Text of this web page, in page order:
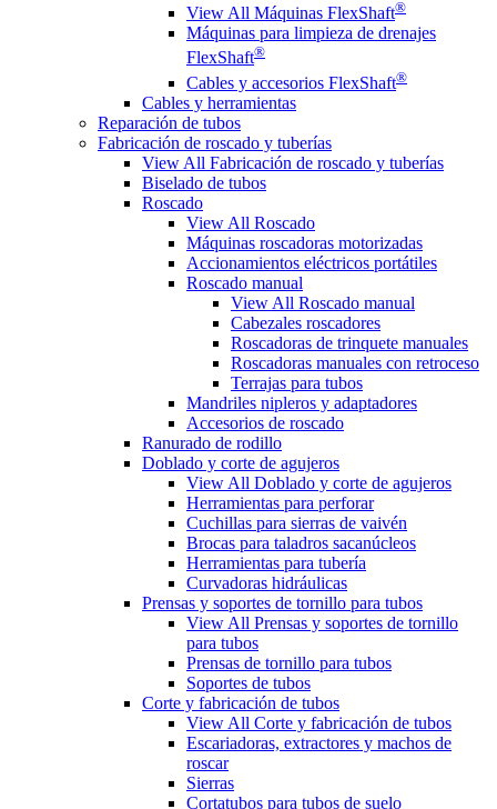
View All Máquinas FlexShaft®
Máquinas para limpieza de drenajes
FlexShaft®
Cables y accesorios FlexShaft®
Cables y herramientas
Reparación de tubos
Fabricación de roscado y tuberías
View All Fabricación de roscado y tuberías
Biselado de tubos
Roscado
View All Roscado
Máquinas roscadoras motorizadas
Accionamientos eléctricos portátiles
Roscado manual
View All Roscado manual
Cabezales roscadores
Roscadoras de trinquete manuales
Roscadoras manuales con retroceso
Terrajas para tubos
Mandriles nipleros y adaptadores
Accesorios de roscado
Ranurado de rodillo
Doblado y corte de agujeros
View All Doblado y corte de agujeros
Herramientas para perforar
Cuchillas para sierras de vaivén
Brocas para taladros sacanúcleos
Herramientas para tubería
Curvadoras hidráulicas
Prensas y soportes de tornillo para tubos
View All Prensas y soportes de tornillo
para tubos
Prensas de tornillo para tubos
Soportes de tubos
Corte y fabricación de tubos
View All Corte y fabricación de tubos
Escariadoras, extractores y machos de
roscar
Sierras
Cortatubos para tubos de suelo